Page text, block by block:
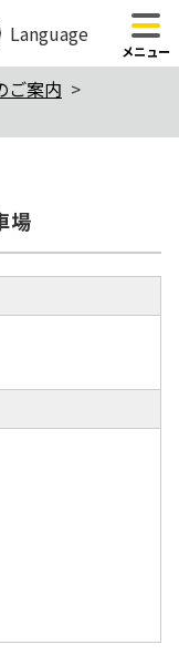
Language
メニュー
ご案内
場